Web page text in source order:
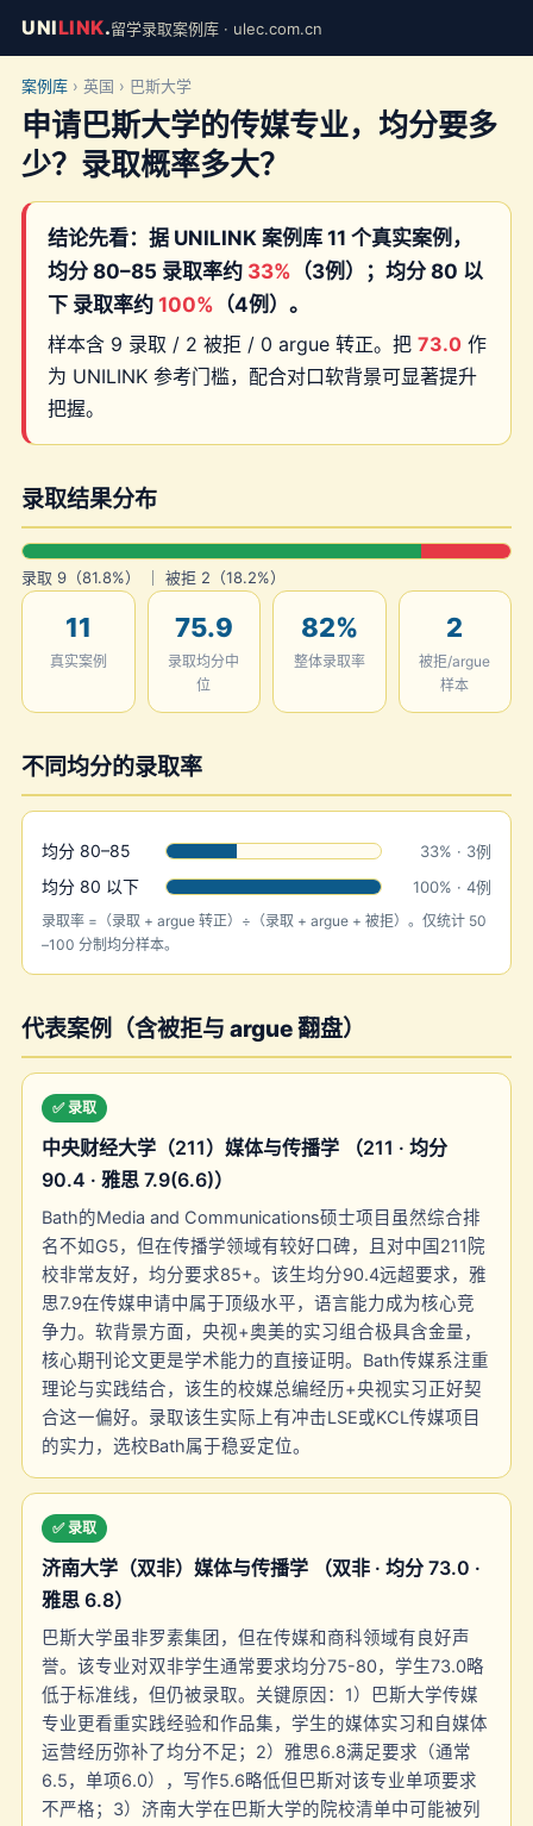
UNILINK.留学录取案例库 · ulec.com.cn
案例库 › 英国 › 巴斯大学
申请巴斯大学的传媒专业，均分要多
少？录取概率多大？
结论先看：据 UNILINK 案例库 11 个真实案例，
均分 80–85 录取率约 33% （3例）；均分 80 以
下 录取率约 100% （4例）。
样本含 9 录取 / 2 被拒 / 0 argue 转正。把 73.0 作
为 UNILINK 参考门槛，配合对口软背景可显著提升
把握。
录取结果分布
录取 9（81.8%） ｜ 被拒 2（18.2%）
11
真实案例
75.9
录取均分中
位
82%
整体录取率
2
被拒/argue
样本
不同均分的录取率
均分 80–85 33% · 3例
均分 80 以下 100% · 4例
录取率 =（录取 + argue 转正）÷（录取 + argue + 被拒）。仅统计 50
–100 分制均分样本。
代表案例（含被拒与 argue 翻盘）
✅ 录取
中央财经大学（211）媒体与传播学 （211 · 均分
90.4 · 雅思 7.9(6.6)）
Bath的Media and Communications硕士项目虽然综合排
名不如G5，但在传播学领域有较好口碑，且对中国211院
校非常友好，均分要求85+。该生均分90.4远超要求，雅
思7.9在传媒申请中属于顶级水平，语言能力成为核心竞
争力。软背景方面，央视+奥美的实习组合极具含金量，
核心期刊论文更是学术能力的直接证明。Bath传媒系注重
理论与实践结合，该生的校媒总编经历+央视实习正好契
合这一偏好。录取该生实际上有冲击LSE或KCL传媒项目
的实力，选校Bath属于稳妥定位。
✅ 录取
济南大学（双非）媒体与传播学 （双非 · 均分 73.0 ·
雅思 6.8）
巴斯大学虽非罗素集团，但在传媒和商科领域有良好声
誉。该专业对双非学生通常要求均分75-80，学生73.0略
低于标准线，但仍被录取。关键原因：1）巴斯大学传媒
专业更看重实践经验和作品集，学生的媒体实习和自媒体
运营经历弥补了均分不足；2）雅思6.8满足要求（通常
6.5，单项6.0），写作5.6略低但巴斯对该专业单项要求
不严格；3）济南大学在巴斯大学的院校清单中可能被列